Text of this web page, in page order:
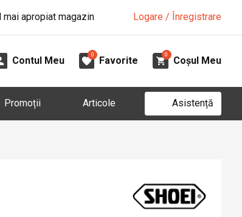
mai apropiat magazin Logare / Înregistrare
Contul Meu
0
Favorite
0
Coșul Meu
Promoții Articole Asistență